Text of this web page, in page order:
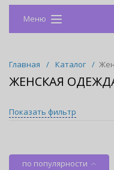
Меню
Главная / Каталог /
ЖЕНСКАЯ
Показать фильтр
по популярности